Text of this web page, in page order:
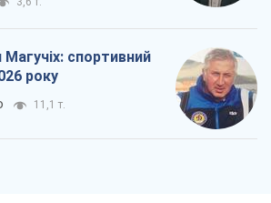
Магучіх: спортивний
року
11,1 т.